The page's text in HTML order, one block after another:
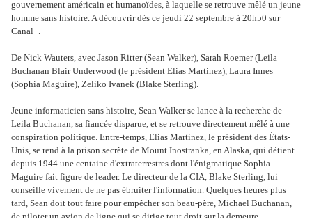
gouvernement américain et humanoïdes, à laquelle se retrouve mêlé un jeune
homme sans histoire. A découvrir dès ce jeudi 22 septembre à 20h50 sur
Canal+.
De Nick Wauters, avec Jason Ritter (Sean Walker), Sarah Roemer (Leila
Buchanan Blair Underwood (le président Elias Martinez), Laura Innes
(Sophia Maguire), Zeliko Ivanek (Blake Sterling).
Jeune informaticien sans histoire, Sean Walker se lance à la recherche de
Leila Buchanan, sa fiancée disparue, et se retrouve directement mêlé à une
conspiration politique. Entre-temps, Elias Martinez, le président des États-
Unis, se rend à la prison secrète de Mount Inostranka, en Alaska, qui détient
depuis 1944 une centaine d'extraterrestres dont l'énigmatique Sophia
Maguire fait figure de leader. Le directeur de la CIA, Blake Sterling, lui
conseille vivement de ne pas ébruiter l'information. Quelques heures plus
tard, Sean doit tout faire pour empêcher son beau-père, Michael Buchanan,